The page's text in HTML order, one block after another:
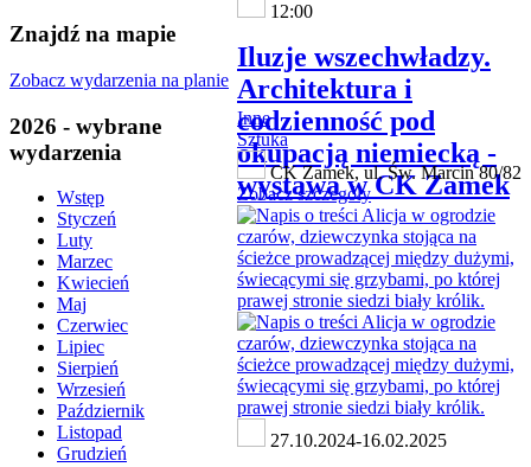
Znajdź na mapie
Zobacz wydarzenia na planie
2026 - wybrane
wydarzenia
Wstęp
Styczeń
Luty
Marzec
Kwiecień
Maj
Czerwiec
Lipiec
Sierpień
Wrzesień
Październik
Listopad
Grudzień
12:00
Iluzje wszechwładzy.
Architektura i
codzienność pod
okupacją niemiecką -
wystawa w CK Zamek
Inne
Sztuka
CK Zamek, ul. Św. Marcin 80/82
Zobacz szczegóły
27.10.2024-16.02.2025